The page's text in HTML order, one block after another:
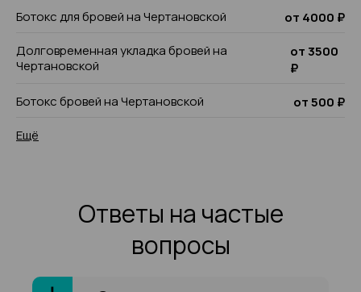
Ботокс для бровей на Чертановской
от 4000 ₽
Долговременная укладка бровей на
Чертановской
от 3500
₽
Ботокс бровей на Чертановской
от 500 ₽
Ещё
Ответы на частые
вопросы